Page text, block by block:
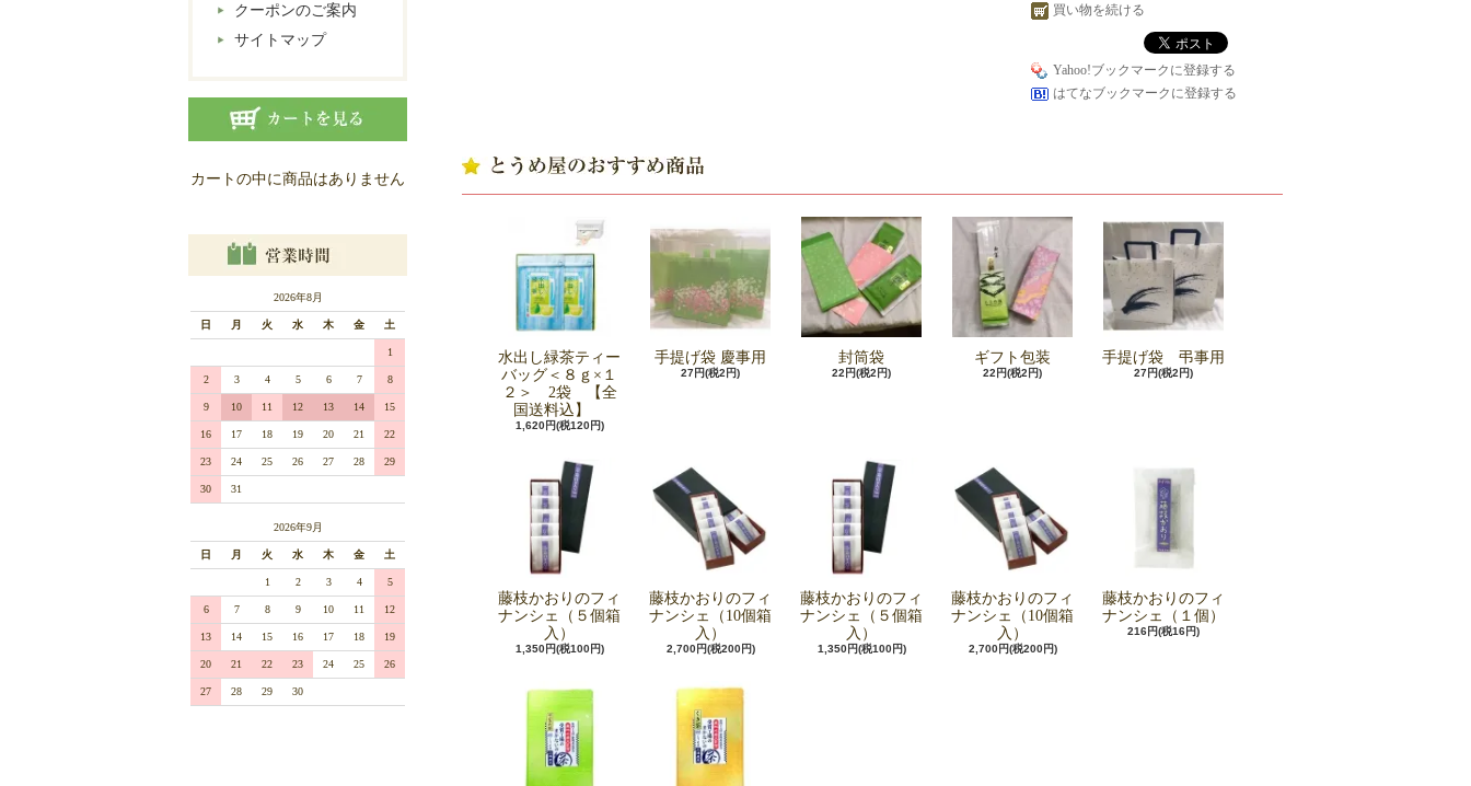
クーポンのご案内
サイトマップ
カートの中に商品はありません
2026年8月
日 月 火 水 木 金 土
1
2 3 4 5 6 7 8
9 10 11 12 13 14 15
16 17 18 19 20 21 22
23 24 25 26 27 28 29
30 31
2026年9月
日 月 火 水 木 金 土
1 2 3 4 5
6 7 8 9 10 11 12
13 14 15 16 17 18 19
20 21 22 23 24 25 26
27 28 29 30
買い物を続ける
Yahoo!ブックマークに登録する
はてなブックマークに登録する
水出し緑茶ティー
バッグ＜８ｇ×１
２＞ 2袋 【全
国送料込】
1,620円(税120円)
手提げ袋 慶事用
27円(税2円)
封筒袋
22円(税2円)
ギフト包装
22円(税2円)
手提げ袋 弔事用
27円(税2円)
藤枝かおりのフィ
ナンシェ（５個箱
入）
1,350円(税100円)
藤枝かおりのフィ
ナンシェ（10個箱
入）
2,700円(税200円)
藤枝かおりのフィ
ナンシェ（５個箱
入）
1,350円(税100円)
藤枝かおりのフィ
ナンシェ（10個箱
入）
2,700円(税200円)
藤枝かおりのフィ
ナンシェ（１個）
216円(税16円)